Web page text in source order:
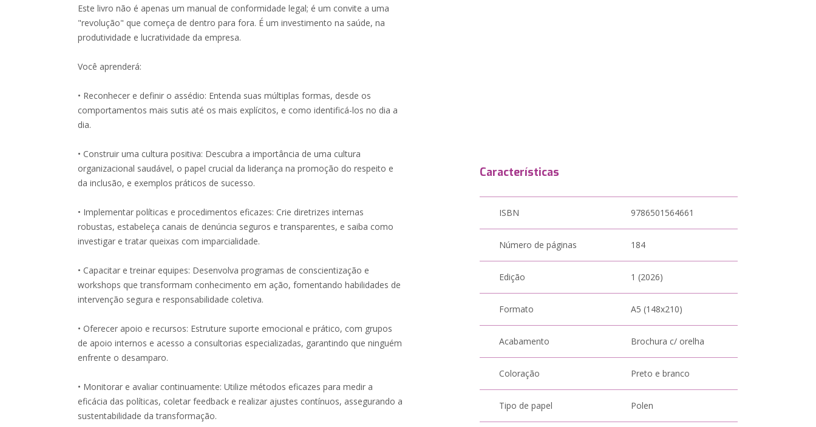
Este livro não é apenas um manual de conformidade legal; é um convite a uma
"revolução" que começa de dentro para fora. É um investimento na saúde, na
produtividade e lucratividade da empresa.
Você aprenderá:
• Reconhecer e definir o assédio: Entenda suas múltiplas formas, desde os
comportamentos mais sutis até os mais explícitos, e como identificá-los no dia a
dia.
• Construir uma cultura positiva: Descubra a importância de uma cultura
organizacional saudável, o papel crucial da liderança na promoção do respeito e
da inclusão, e exemplos práticos de sucesso.
• Implementar políticas e procedimentos eficazes: Crie diretrizes internas
robustas, estabeleça canais de denúncia seguros e transparentes, e saiba como
investigar e tratar queixas com imparcialidade.
• Capacitar e treinar equipes: Desenvolva programas de conscientização e
workshops que transformam conhecimento em ação, fomentando habilidades de
intervenção segura e responsabilidade coletiva.
• Oferecer apoio e recursos: Estruture suporte emocional e prático, com grupos
de apoio internos e acesso a consultorias especializadas, garantindo que ninguém
enfrente o desamparo.
• Monitorar e avaliar continuamente: Utilize métodos eficazes para medir a
eficácia das políticas, coletar feedback e realizar ajustes contínuos, assegurando a
sustentabilidade da transformação.
Características
ISBN 9786501564661
Número de páginas 184
Edição 1 (2026)
Formato A5 (148x210)
Acabamento Brochura c/ orelha
Coloração Preto e branco
Tipo de papel Polen